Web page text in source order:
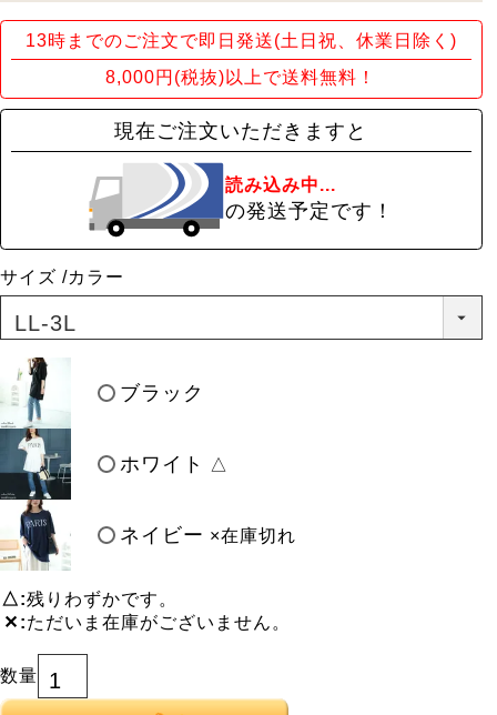
13時までのご注文で即日発送(土日祝、休業日除く)
8,000円(税抜)以上で送料無料！
現在ご注文いただきますと
読み込み中...
の発送予定です！
サイズ カラー
ブラック
ホワイト △
ネイビー ×在庫切れ
△ 残りわずかです。
✕ ただいま在庫がございません。